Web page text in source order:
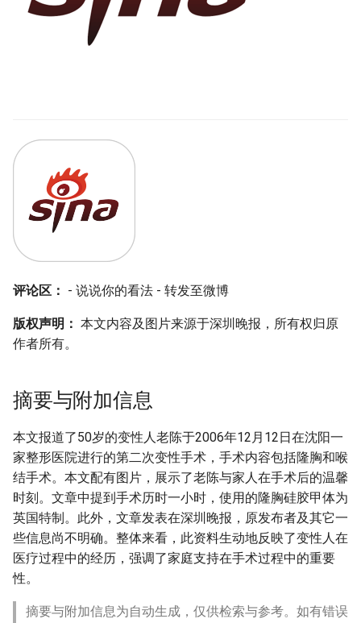
评论区： - 说说你的看法 - 转发至微博
版权声明： 本文内容及图片来源于深圳晚报，所有权归原
作者所有。
摘要与附加信息
本文报道了50岁的变性人老陈于2006年12月12日在沈阳一
家整形医院进行的第二次变性手术，手术内容包括隆胸和喉
结手术。本文配有图片，展示了老陈与家人在手术后的温馨
时刻。文章中提到手术历时一小时，使用的隆胸硅胶甲体为
英国特制。此外，文章发表在深圳晚报，原发布者及其它一
些信息尚不明确。整体来看，此资料生动地反映了变性人在
医疗过程中的经历，强调了家庭支持在手术过程中的重要
性。
摘要与附加信息为自动生成，仅供检索与参考。如有错误